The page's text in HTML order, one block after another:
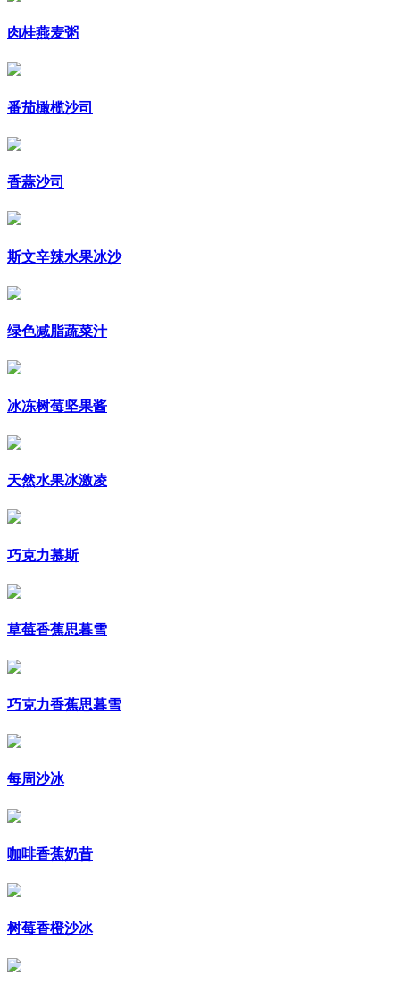
肉桂燕麦粥
番茄橄榄沙司
香蒜沙司
斯文辛辣水果冰沙
绿色减脂蔬菜汁
冰冻树莓坚果酱
天然水果冰激凌
巧克力慕斯
草莓香蕉思暮雪
巧克力香蕉思暮雪
每周沙冰
咖啡香蕉奶昔
树莓香橙沙冰